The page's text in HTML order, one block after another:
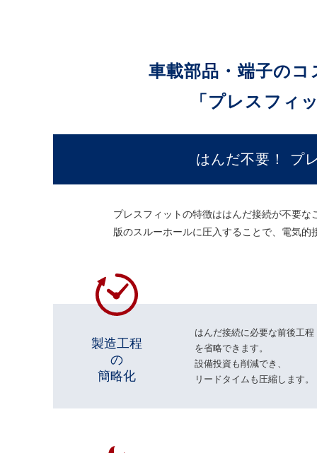
車載部品・端子の
「プレスフィ
はんだ不要！ プ
プレスフィットの特徴ははんだ接続が不要
版のスルーホールに圧入することで、電気
製造工程
の
簡略化
はんだ接続に必要な前後工程
を省略できます。
設備投資も削減でき、
リードタイムも圧縮します。